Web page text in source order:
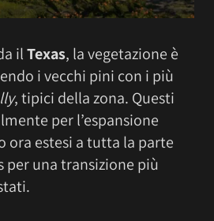
ilTexas, la vegetazione è
i vecchi pini con i più
, tipici della zona. Questi
per l’espansione
ora estesi a tutta la parte
per una transizione più